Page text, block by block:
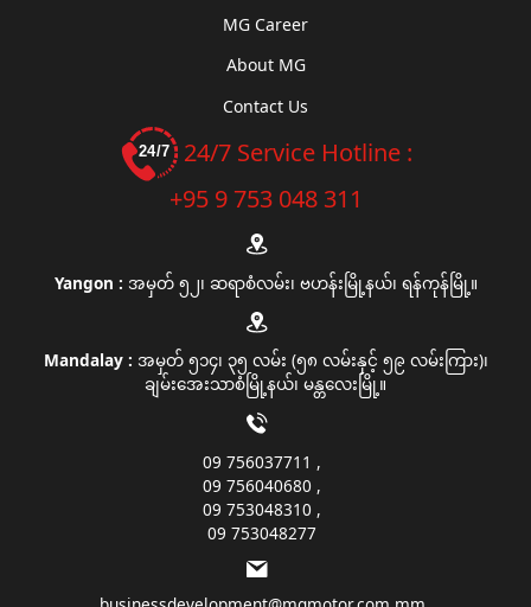
MG Career
About MG
Contact Us
24/7 Service Hotline :
+95 9 753 048 311
Yangon : အမှတ် ၅၂၊ ဆရာစံလမ်း၊ ဗဟန်းမြို့နယ်၊ ရန်ကုန်မြို့။
Mandalay : အမှတ် ၅၁၄၊ ၃၅ လမ်း (၅၈ လမ်းနှင့် ၅၉ လမ်းကြား)၊
ချမ်းအေးသာစံမြို့နယ်၊ မန္တလေးမြို့။
09 756037711
09 756040680
09 753048310
09 753048277